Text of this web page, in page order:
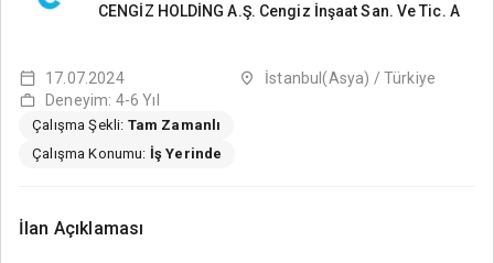
CENGİZ HOLDİNG A.Ş. Cengiz İnşaat San. Ve Tic. A
17.07.2024
İstanbul(Asya) / Türkiye
Deneyim: 4-6 Yıl
Çalışma Şekli: Tam Zamanlı
Çalışma Konumu: İş Yerinde
İlan Açıklaması